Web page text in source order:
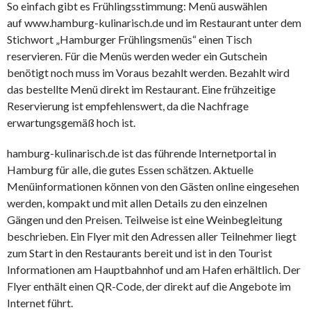
So einfach gibt es Frühlingsstimmung: Menü auswählen
aufwww.hamburg-kulinarisch.deund im Restaurant unter dem
Stichwort „Hamburger Frühlingsmenüs“ einen Tisch
reservieren. Für die Menüs werden weder ein Gutschein
benötigt noch muss im Voraus bezahlt werden. Bezahlt wird
das bestellte Menü direkt im Restaurant. Eine frühzeitige
Reservierung ist empfehlenswert, da die Nachfrage
erwartungsgemäß hoch ist.
hamburg-kulinarisch.de ist das führende Internetportal in
Hamburg für alle, die gutes Essen schätzen. Aktuelle
Menüinformationen können von den Gästen online eingesehen
werden, kompakt und mit allen Details zu den einzelnen
Gängen und den Preisen. Teilweise ist eine Weinbegleitung
beschrieben. Ein Flyer mit den Adressen aller Teilnehmer liegt
zum Start in den Restaurants bereit und ist in den Tourist
Informationen am Hauptbahnhof und am Hafen erhältlich. Der
Flyer enthält einen QR-Code, der direkt auf die Angebote im
Internet führt.